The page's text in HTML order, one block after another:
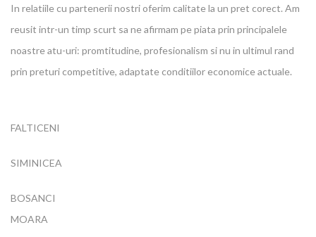
In relatiile cu partenerii nostri oferim calitate la un pret corect. Am
reusit intr-un timp scurt sa ne afirmam pe piata prin principalele
noastre atu-uri: promtitudine, profesionalism si nu in ultimul rand
prin preturi competitive, adaptate conditiilor economice actuale.
FALTICENI
SIMINICEA
BOSANCI
MOARA